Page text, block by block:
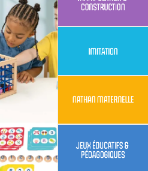
Manipulation & construction
Jeux éducatifs& pédagogiques